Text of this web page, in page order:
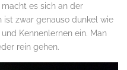
macht es sich an der
ist zwar genauso dunkel wie
Kennenlernen ein. Man
rein gehen.